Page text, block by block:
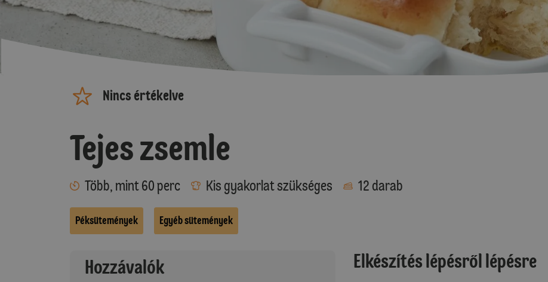
Nincs értékelve
Tejes zsemle
Több, mint 60 perc Kis gyakorlat szükséges 12 darab
Péksütemények Egyéb sütemények
Hozzávalók Elkészítés lépésről lépésre